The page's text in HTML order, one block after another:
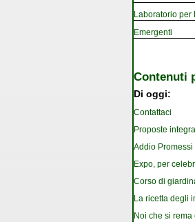
Laboratorio per
Emergenti
Contenuti
Di oggi:
Contattaci
Proposte
Addio
Expo, per
Corso di
La ricetta degli
Noi che si rema